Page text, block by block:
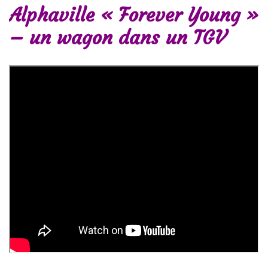
Alphaville « Forever Young »
– un wagon dans un TGV